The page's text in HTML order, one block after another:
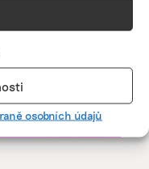
osobních údajů